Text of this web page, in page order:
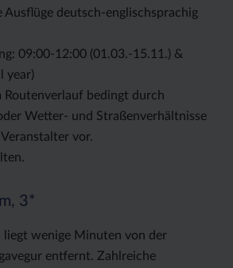
Ausflüge deutsch-englischsprachig
09:00-12:00 (01.03.-15.11.) &
year)
Routenverlauf bedingt durch
Wetter- und Straßenverhältnisse
vor.
3*
liegt wenige Minuten von der
entfernt. Zahlreiche